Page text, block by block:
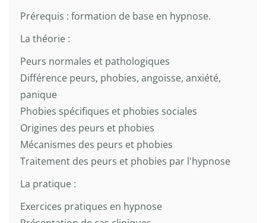
Prérequis : formation de base en hypnose.
La théorie :
Peurs normales et pathologiques
Différence peurs, phobies, angoisse, anxiété,
panique
Phobies spécifiques et phobies sociales
Origines des peurs et phobies
Mécanismes des peurs et phobies
Traitement des peurs et phobies par l'hypnose
La pratique :
Exercices pratiques en hypnose